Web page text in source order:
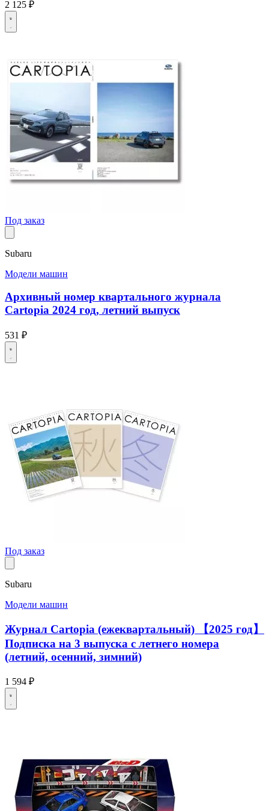
2 125 ₽
Под заказ
Subaru
Модели машин
Архивный номер квартального журнала
Cartopia 2024 год, летний выпуск
531 ₽
Под заказ
Subaru
Модели машин
Журнал Cartopia (ежеквартальный) 【2025 год】
Подписка на 3 выпуска с летнего номера
(летний, осенний, зимний)
1 594 ₽